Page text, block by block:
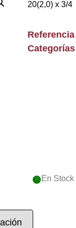
20(2,0) x 3/4
Referencia
Categorías
= En Stock